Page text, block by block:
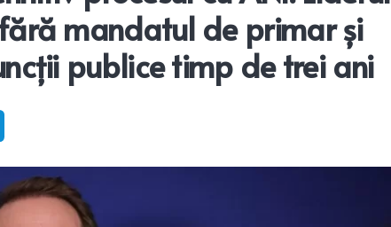
mandatul de primar și
publice timp de trei ani